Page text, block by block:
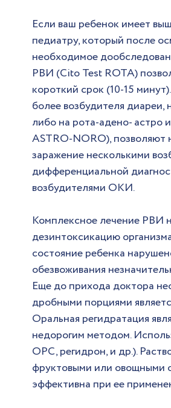
Если ваш ребенок имеет
педиатру, который после
необходимое
РВИ (Cito Test ROTA)
короткий срок (10-15
более возбудителя
либо на рота-адено- астро
ASTRO-NORO), позволяют
заражение несколькими
дифференциальной
возбудителями ОКИ.
Комплексное лечение РВИ
дезинтоксикацию
состояние ребенка
обезвоживания
Еще до прихода доктора
дробными порциями
Оральная регидратация
недорогим методом.
ОРС, регидрон, и др.).
фруктовыми или овощными
эффективна при ее